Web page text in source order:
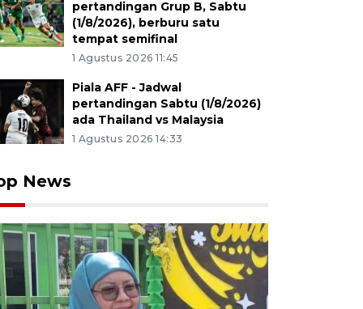
pertandingan Grup B, Sabtu
(1/8/2026), berburu satu
tempat semifinal
1 Agustus 2026 11:45
Piala AFF - Jadwal
pertandingan Sabtu (1/8/2026)
ada Thailand vs Malaysia
1 Agustus 2026 14:33
News